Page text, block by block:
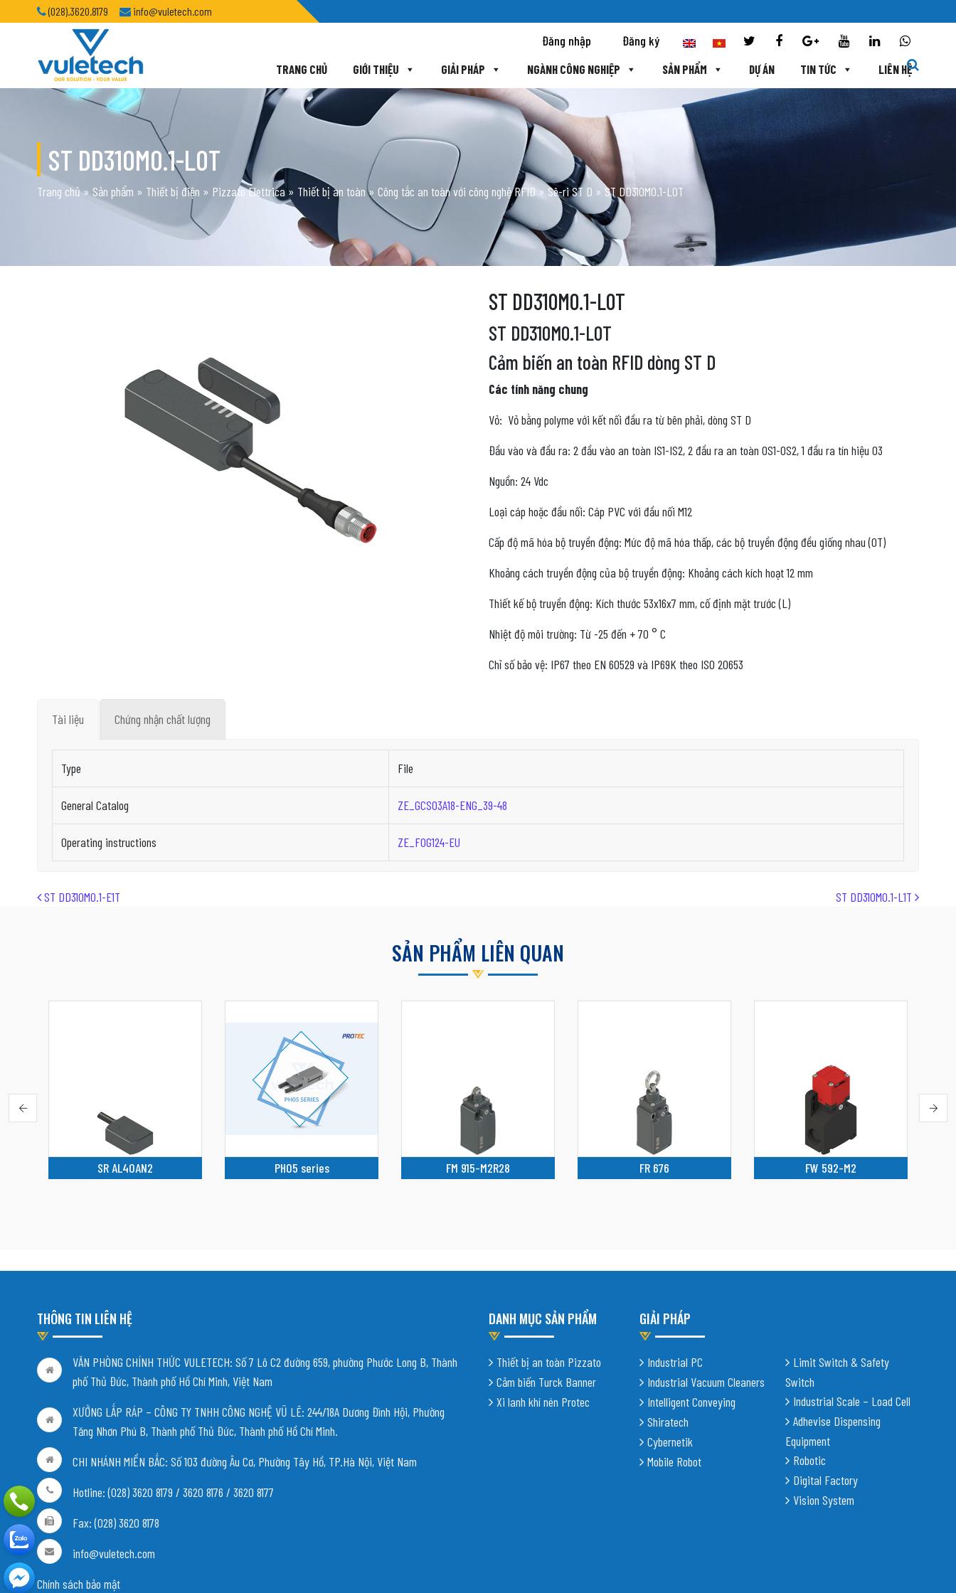
(028).3620.8179 info@vuletech.com
Đăng nhập Đăng ký
TRANG CHỦ GIỚI THIỆU GIẢI PHÁP NGÀNH CÔNG NGHIỆP SẢN PHẨM DỰ ÁN TIN TỨC LIÊN HỆ
ST DD310M0.1-L0T
Trang chủ» Sản phẩm » Thiết bị điện » Pizzato Elettrica» Thiết bị an toàn» Công tắc an toàn với công nghệ RFID » Sê-ri ST D » ST DD310M0.1-L0T
ST DD310M0.1-L0T
ST DD310M0.1-L0T
Cảm biến an toàn RFID dòng ST D
Các tính năng chung
Vỏ: Vỏ bằng polyme với kết nối đầu ra từ bên phải, dòng ST D
Đầu vào và đầu ra: 2 đầu vào an toàn IS1-IS2, 2 đầu ra an toàn OS1-OS2, 1 đầu ra tín hiệu O3
Nguồn: 24 Vdc
Loại cáp hoặc đầu nối: Cáp PVC với đầu nối M12
Cấp độ mã hóa bộ truyền động: Mức độ mã hóa thấp, các bộ truyền động đều giống nhau (0T)
Khoảng cách truyền động của bộ truyền động: Khoảng cách kích hoạt 12 mm
Thiết kế bộ truyền động: Kích thước 53x16x7 mm, cố định mặt trước (L)
Nhiệt độ môi trường: Từ -25 đến + 70 ° C
Chỉ số bảo vệ: IP67 theo EN 60529 và IP69K theo ISO 20653
Tài liệu Chứng nhận chất lượng
Type File
General Catalog ZE_GCS03A18-ENG_39-48
Operating instructions ZE_FOG124-EU
Post navigation
ST DD310M0.1-E1T ST DD310M0.1-L1T
SẢN PHẨM LIÊN QUAN
SR AL40AN2 PH05 series FM 915-M2R28 FR 676 FW 592-M2
THÔNG TIN LIÊN HỆ
VĂN PHÒNG CHÍNH THỨC VULETECH: Số 7 Lô C2 đường 659, phường Phước Long B, Thành
phố Thủ Đức, Thành phố Hồ Chí Minh, Việt Nam
XƯỞNG LẮP RÁP – CÔNG TY TNHH CÔNG NGHỆ VŨ LÊ: 244/18A Dương Đình Hội, Phường
Tăng Nhơn Phú B, Thành phố Thủ Đức, Thành phố Hồ Chí Minh.
CHI NHÁNH MIỀN BẮC: Số 103 đường Âu Cơ, Phường Tây Hồ, TP.Hà Nội, Việt Nam
Hotline: (028) 3620 8179 / 3620 8176 / 3620 8177
Fax: (028) 3620 8178
info@vuletech.com
Chính sách bảo mật
DANH MỤC SẢN PHẨM
Thiết bị an toàn Pizzato
Cảm biến Turck Banner
Xi lanh khí nén Protec
GIẢI PHÁP
Industrial PC
Industrial Vacuum Cleaners
Intelligent Conveying
Shiratech
Cybernetik
Mobile Robot
Limit Switch & Safety
Switch
Industrial Scale – Load Cell
Adhevise Dispensing
Equipment
Robotic
Digital Factory
Vision System